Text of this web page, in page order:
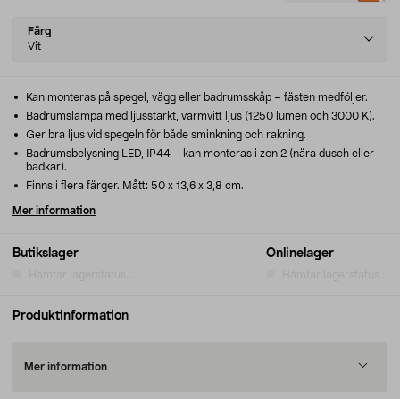
Select
variant
Färg
Vit
Butikslager Onlinelager
Kan monteras på spegel, vägg eller badrumsskåp – fästen medföljer.
Badrumslampa med ljusstarkt, varmvitt ljus (1250 lumen och 3000 K).
Ger bra ljus vid spegeln för både sminkning och rakning.
Badrumsbelysning LED, IP44 – kan monteras i zon 2 (nära dusch eller
badkar).
Finns i flera färger. Mått: 50 x 13,6 x 3,8 cm.
Mer information
Produktinformation
Mer information